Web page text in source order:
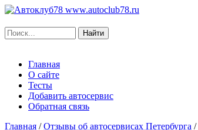
www.autoclub78.ru
Главная
О сайте
Тесты
Добавить автосервис
Обратная связь
Главная /Отзывы об автосервисах Петербурга /